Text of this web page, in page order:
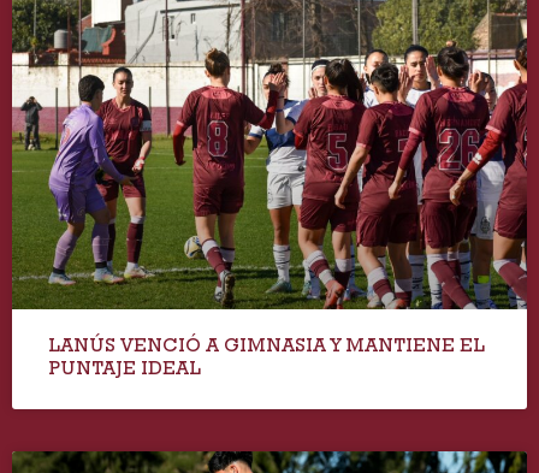
LANÚS VENCIÓ A GIMNASIA Y MANTIENE EL
PUNTAJE IDEAL